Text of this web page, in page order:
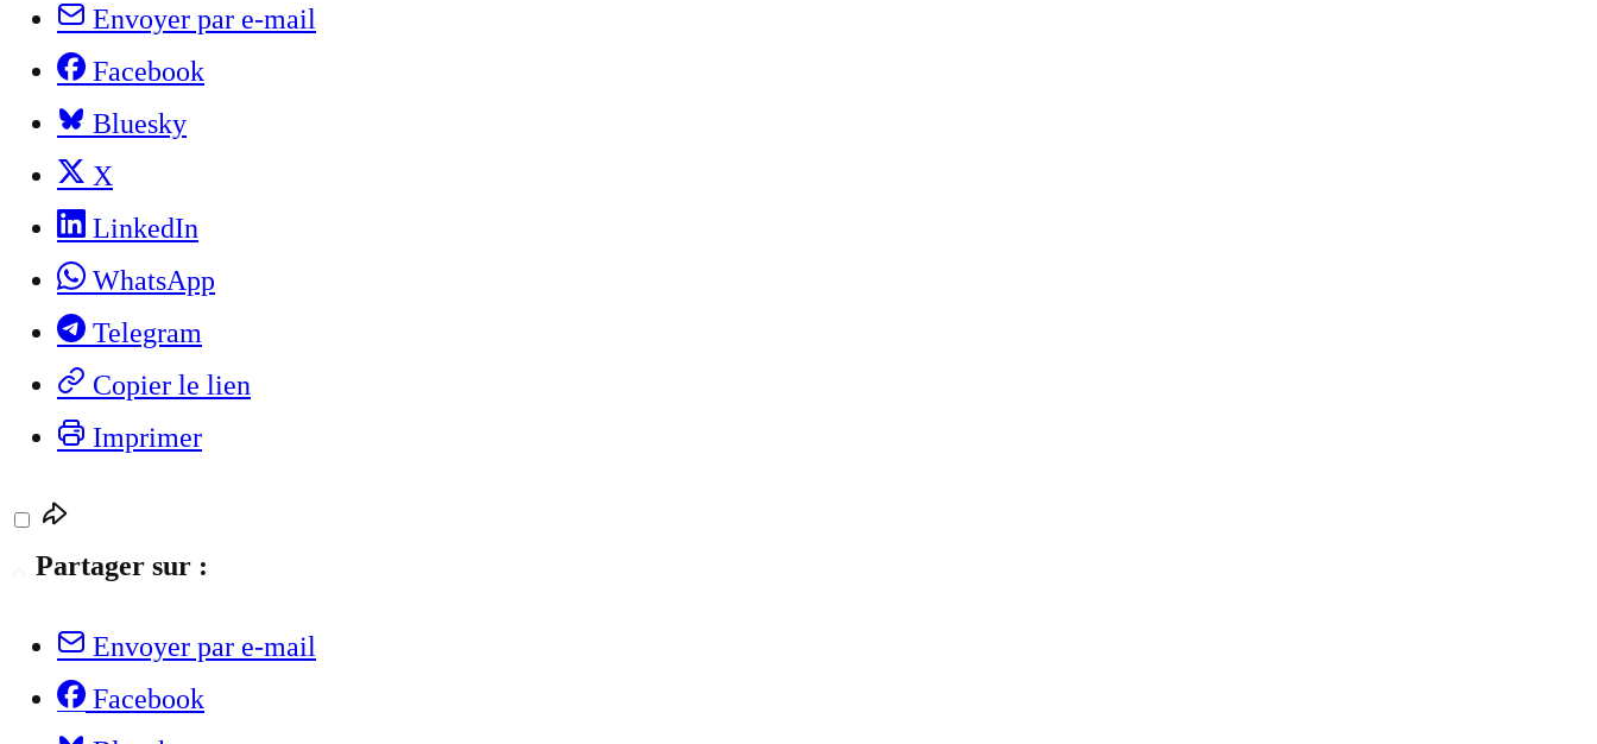
Envoyer par e-mail
Facebook
Bluesky
X
LinkedIn
WhatsApp
Telegram
Copier le lien
Imprimer
Partager sur :
Envoyer par e-mail
Facebook